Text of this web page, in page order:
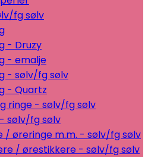
fg sølv
- Druzy
- emalje
- sølv/fg sølv
- Quartz
ringe - sølv/fg sølv
sølv/fg sølv
/ øreringe m.m. - sølv/fg sølv
/ ørestikkere - sølv/fg sølv